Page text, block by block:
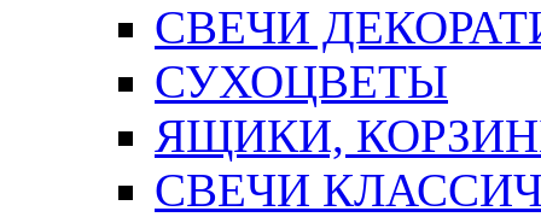
СВЕЧИ
СУХОЦВЕТЫ
ЯЩИКИ,
СВЕЧИ